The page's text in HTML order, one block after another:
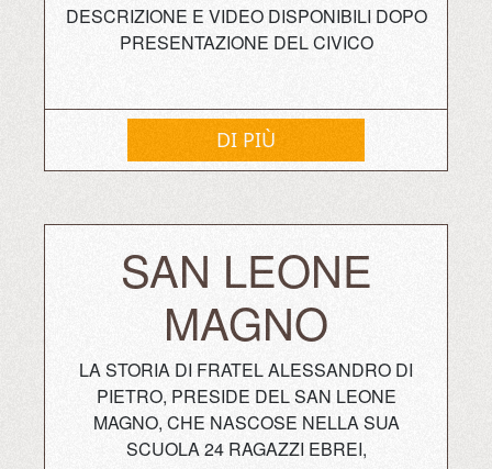
DESCRIZIONE E VIDEO DISPONIBILI DOPO
PRESENTAZIONE DEL CIVICO
DI PIÙ
SAN LEONE
MAGNO
LA STORIA DI FRATEL ALESSANDRO DI
PIETRO, PRESIDE DEL SAN LEONE
MAGNO, CHE NASCOSE NELLA SUA
SCUOLA 24 RAGAZZI EBREI,